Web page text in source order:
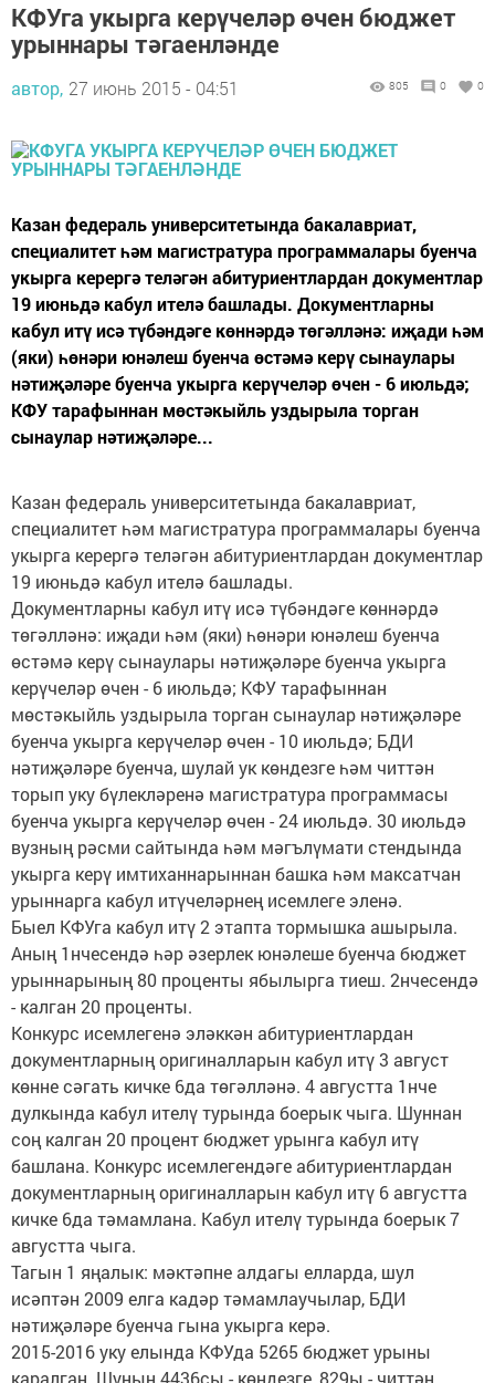
КФУга укырга керүчеләр өчен бюджет
урыннары тәгаенләнде
автор, 27 июнь 2015 - 04:51 805 0 0
Казан федераль университетында бакалавриат,
специалитет һәм магистратура программалары буенча
укырга керергә теләгән абитуриентлардан документлар
19 июньдә кабул ителә башлады. Документларны
кабул итү исә түбәндәге көннәрдә төгәлләнә: иҗади һәм
(яки) һөнәри юнәлеш буенча өстәмә керү сынаулары
нәтиҗәләре буенча укырга керүчеләр өчен - 6 июльдә;
КФУ тарафыннан мөстәкыйль уздырыла торган
сынаулар нәтиҗәләре...
Казан федераль университетында бакалавриат,
специалитет һәм магистратура программалары буенча
укырга керергә теләгән абитуриентлардан документлар
19 июньдә кабул ителә башлады.
Документларны кабул итү исә түбәндәге көннәрдә
төгәлләнә: иҗади һәм (яки) һөнәри юнәлеш буенча
өстәмә керү сынаулары нәтиҗәләре буенча укырга
керүчеләр өчен - 6 июльдә; КФУ тарафыннан
мөстәкыйль уздырыла торган сынаулар нәтиҗәләре
буенча укырга керүчеләр өчен - 10 июльдә; БДИ
нәтиҗәләре буенча, шулай ук көндезге һәм читтән
торып уку бүлекләренә магистратура программасы
буенча укырга керүчеләр өчен - 24 июльдә. 30 июльдә
вузның рәсми сайтында һәм мәгълүмати стендында
укырга керү имтиханнарыннан башка һәм максатчан
урыннарга кабул итүчеләрнең исемлеге эленә.
Быел КФУга кабул итү 2 этапта тормышка ашырыла.
Аның 1нчесендә һәр әзерлек юнәлеше буенча бюджет
урыннарының 80 проценты ябылырга тиеш. 2нчесендә
- калган 20 проценты.
Конкурс исемлегенә эләккән абитуриентлардан
документларның оригиналларын кабул итү 3 август
көнне сәгать кичке 6да төгәлләнә. 4 августта 1нче
дулкында кабул ителү турында боерык чыга. Шуннан
соң калган 20 процент бюджет урынга кабул итү
башлана. Конкурс исемлегендәге абитуриентлардан
документларның оригиналларын кабул итү 6 августта
кичке 6да тәмамлана. Кабул ителү турында боерык 7
августта чыга.
Тагын 1 яңалык: мәктәпне алдагы елларда, шул
исәптән 2009 елга кадәр тәмамлаучылар, БДИ
нәтиҗәләре буенча гына укырга керә.
2015-2016 уку елында КФУда 5265 бюджет урыны
каралган. Шуның 4436сы - көндезге, 829ы - читтән